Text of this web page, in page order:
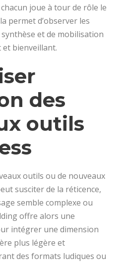
joue à tour de rôle le
permet d’observer les
synthèse et de mobilisation
et bienveillant.
des
outils
outils ou de nouveaux
susciter de la réticence,
semble complexe ou
offre alors une
intégrer une dimension
plus légère et
des formats ludiques ou